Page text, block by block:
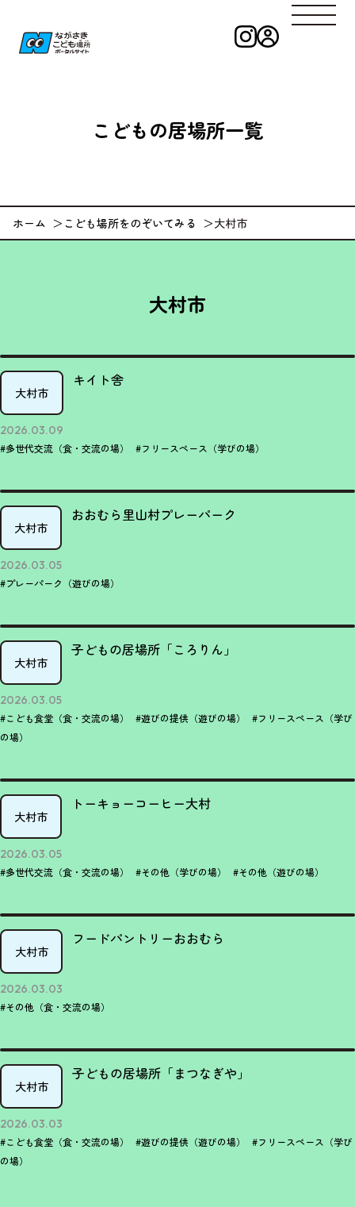
ながさきこども
こどもの居場所一覧
ホーム こども場所をのぞいてみる 大村市
大村市
大村市
キイト舎
2026.03.09
#多世代交流（食・交流の場） #フリースペース（学びの場）
大村市
おおむら里山村プレーパーク
2026.03.05
#プレーパーク（遊びの場）
大村市
子どもの居場所「ころりん」
2026.03.05
#こども食堂（食・交流の場） #遊びの提供（遊びの場）
#フリースペース（学び
の場）
大村市
トーキョーコーヒー大村
2026.03.05
#多世代交流（食・交流の場） #その他（学びの場） #その他（遊びの場）
大村市
フードパントリーおおむら
2026.03.03
#その他（食・交流の場）
大村市
子どもの居場所「まつなぎや」
2026.03.03
#こども食堂（食・交流の場） #遊びの提供（遊びの場）
#フリースペース（学び
の場）